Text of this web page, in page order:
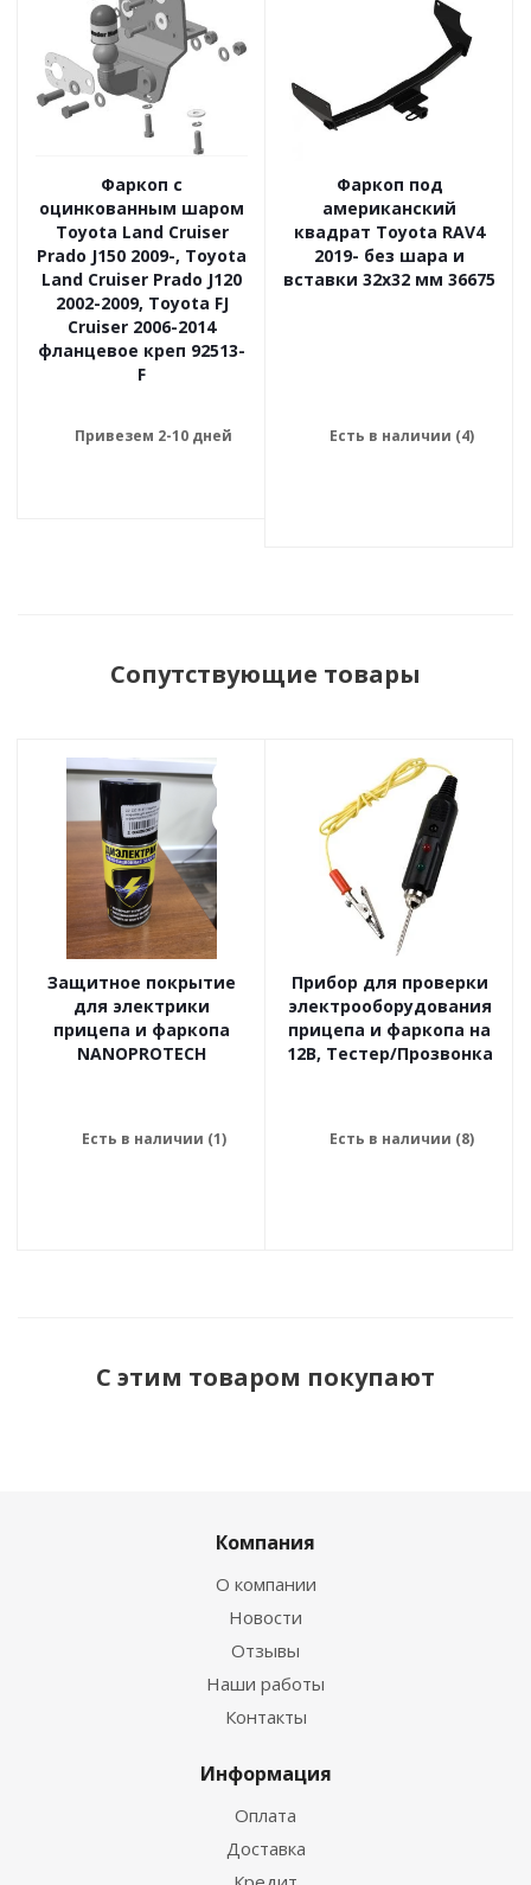
Фаркоп с
оцинкованным шаром
Toyota Land Cruiser
Prado J150 2009-, Toyota
Land Cruiser Prado J120
2002-2009, Toyota FJ
Cruiser 2006-2014
фланцевое креп 92513-
F
Привезем 2-10 дней
Фаркоп под
американский
квадрат Toyota RAV4
2019- без шара и
вставки 32x32 мм 36675
Есть в наличии (4)
Сопутствующие товары
Защитное покрытие
для электрики
прицепа и фаркопа
NANOPROTECH
Есть в наличии (1)
Прибор для проверки
электрооборудования
прицепа и фаркопа на
12В, Тестер/Прозвонка
Есть в наличии (8)
С этим товаром покупают
Компания
О компании
Новости
Отзывы
Наши работы
Контакты
Информация
Оплата
Доставка